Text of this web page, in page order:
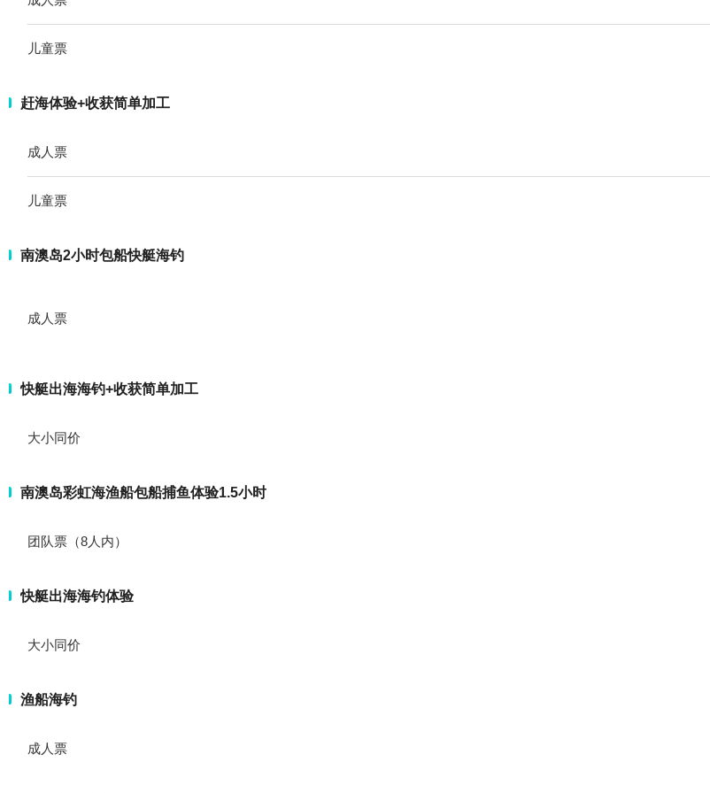
儿童票
赶海体验+收获简单加工
成人票
儿童票
南澳岛2小时包船快艇海钓
成人票
快艇出海海钓+收获简单加工
大小同价
南澳岛彩虹海渔船包船捕鱼体验1.5小时
团队票（8人内）
快艇出海海钓体验
大小同价
渔船海钓
成人票